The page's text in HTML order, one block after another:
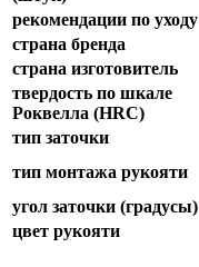
рекомендации по уходу
страна бренда
страна изготовитель
твердость по шкале
Роквелла (HRC)
тип заточки
тип монтажа рукояти
угол заточки (градусы)
цвет рукояти